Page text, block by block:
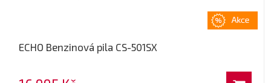
ECHO Benzinová pila CS-501SX